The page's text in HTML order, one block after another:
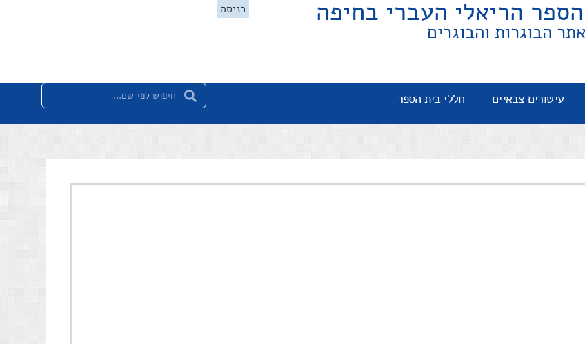
הריאלי העברי בחיפה
אתר הבוגרות והבוגרים
כניסה
עיטורים צבאיים חללי בית הספר